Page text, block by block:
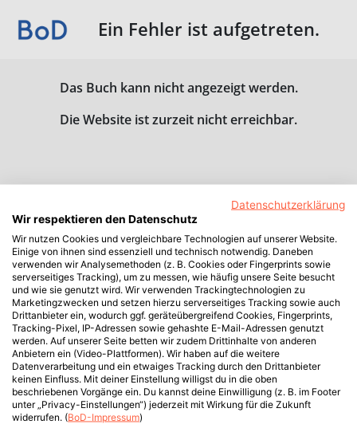
Ein Fehler ist aufgetreten.
Das Buch kann nicht angezeigt werden.
Die Website ist zurzeit nicht erreichbar.
Datenschutzerklärung
Wir respektieren den Datenschutz
Wir nutzen Cookies und vergleichbare Technologien auf unserer Website.
Einige von ihnen sind essenziell und technisch notwendig. Daneben
verwenden wir Analysemethoden (z. B. Cookies oder Fingerprints sowie
serverseitiges Tracking), um zu messen, wie häufig unsere Seite besucht
und wie sie genutzt wird. Wir verwenden Trackingtechnologien zu
Marketingzwecken und setzen hierzu serverseitiges Tracking sowie auch
Drittanbieter ein, wodurch ggf. geräteübergreifend Cookies, Fingerprints,
Tracking-Pixel, IP-Adressen sowie gehashte E-Mail-Adressen genutzt
werden. Auf unserer Seite betten wir zudem Drittinhalte von anderen
Anbietern ein (Video-Plattformen). Wir haben auf die weitere
Datenverarbeitung und ein etwaiges Tracking durch den Drittanbieter
keinen Einfluss. Mit deiner Einstellung willigst du in die oben
beschriebenen Vorgänge ein. Du kannst deine Einwilligung (z. B. im Footer
unter „Privacy-Einstellungen“) jederzeit mit Wirkung für die Zukunft
widerrufen. (BoD-Impressum)